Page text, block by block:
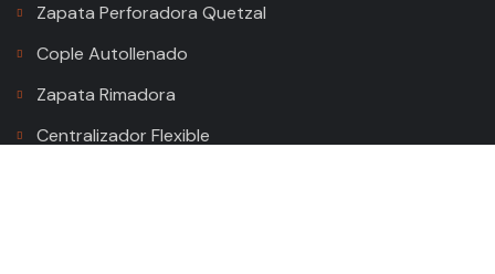
Zapata Perforadora Quetzal
Cople Autollenado
Zapata Rimadora
Centralizador Flexible